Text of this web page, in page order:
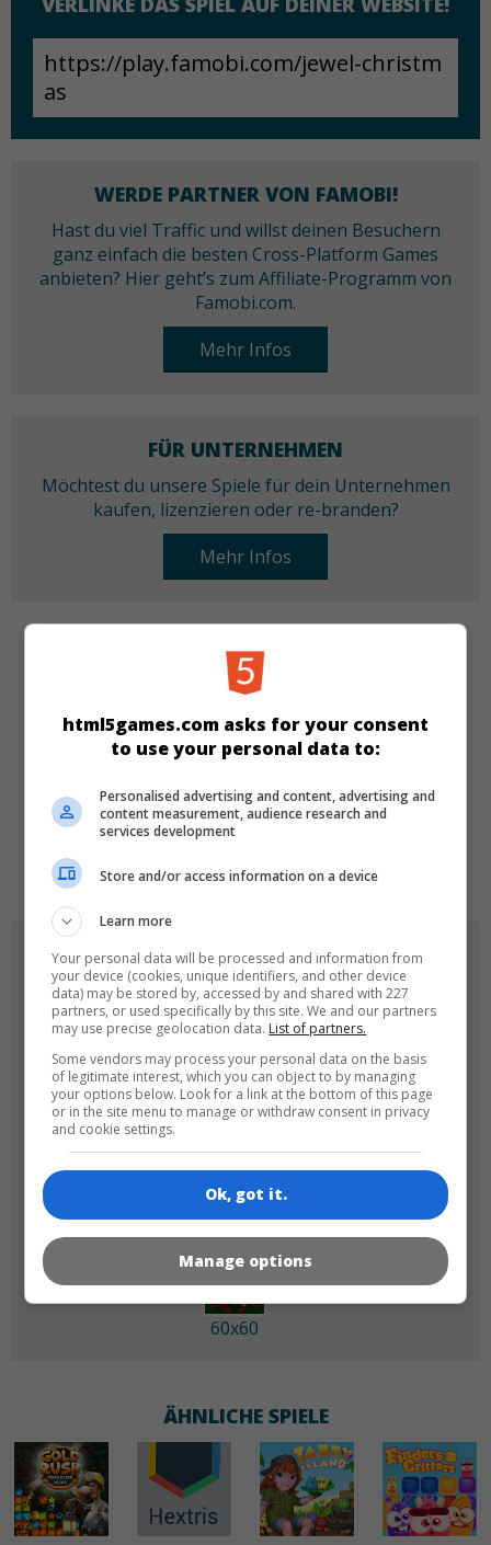
WERDE PARTNER VON FAMOBI!
Hast du viel Traffic und willst deinen Besuchern
ganz einfach die besten Cross-Platform Games
anbieten? Hier geht’s zum Affiliate-Programm von
Famobi.com.
Mehr Infos
FÜR UNTERNEHMEN
Möchtest du unsere Spiele für dein Unternehmen
kaufen, lizenzieren oder re-branden?
Mehr Infos
KATEGORIEN
SPIEL-ICONS
180x180 120x120
60x60
ÄHNLICHE SPIELE
html5games.com asks for your consent
to use your personal data to:
Personalised advertising and content, advertising and
content measurement, audience research and
services development
Store and/or access information on a device
Learn more
Your personal data will be processed and information from
your device (cookies, unique identifiers, and other device
data) may be stored by, accessed by and shared with 227
partners, or used specifically by this site. We and our partners
may use precise geolocation data. List of partners.
Some vendors may process your personal data on the basis
of legitimate interest, which you can object to by managing
your options below. Look for a link at the bottom of this page
or in the site menu to manage or withdraw consent in privacy
and cookie settings.
Ok, got it.
Manage options